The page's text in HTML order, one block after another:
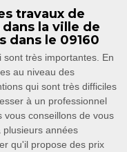
travaux de
la ville de
dans le 09160
très importantes. En
au niveau des
qui sont très difficiles
à un professionnel
vous conseillons de vous
années
qu'il propose des prix